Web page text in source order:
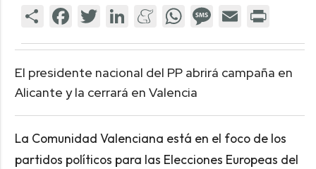
El presidente nacional del PP abrirá campaña en
Alicante y la cerrará en Valencia
La Comunidad Valenciana está en el foco de los
partidos políticos para las Elecciones Europeas del